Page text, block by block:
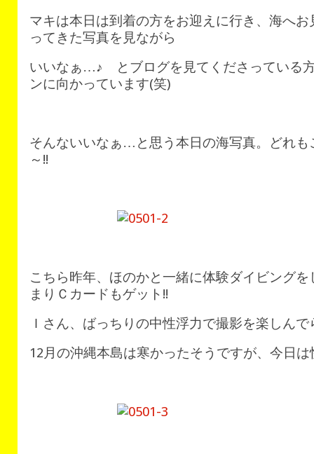
マキは本日は到着の方をお迎えに行き、海へ
ってきた写真を見ながら
いいなぁ…♪ とブログを見てくださっている
ンに向かっています(笑)
そんないいなぁ…と思う本日の海写真。どれも
～!!
こちら昨年、ほのかと一緒に体験ダイビング
まりＣカードもゲット!!
Ｉさん、ばっちりの中性浮力で撮影を楽しん
12月の沖縄本島は寒かったそうですが、今日